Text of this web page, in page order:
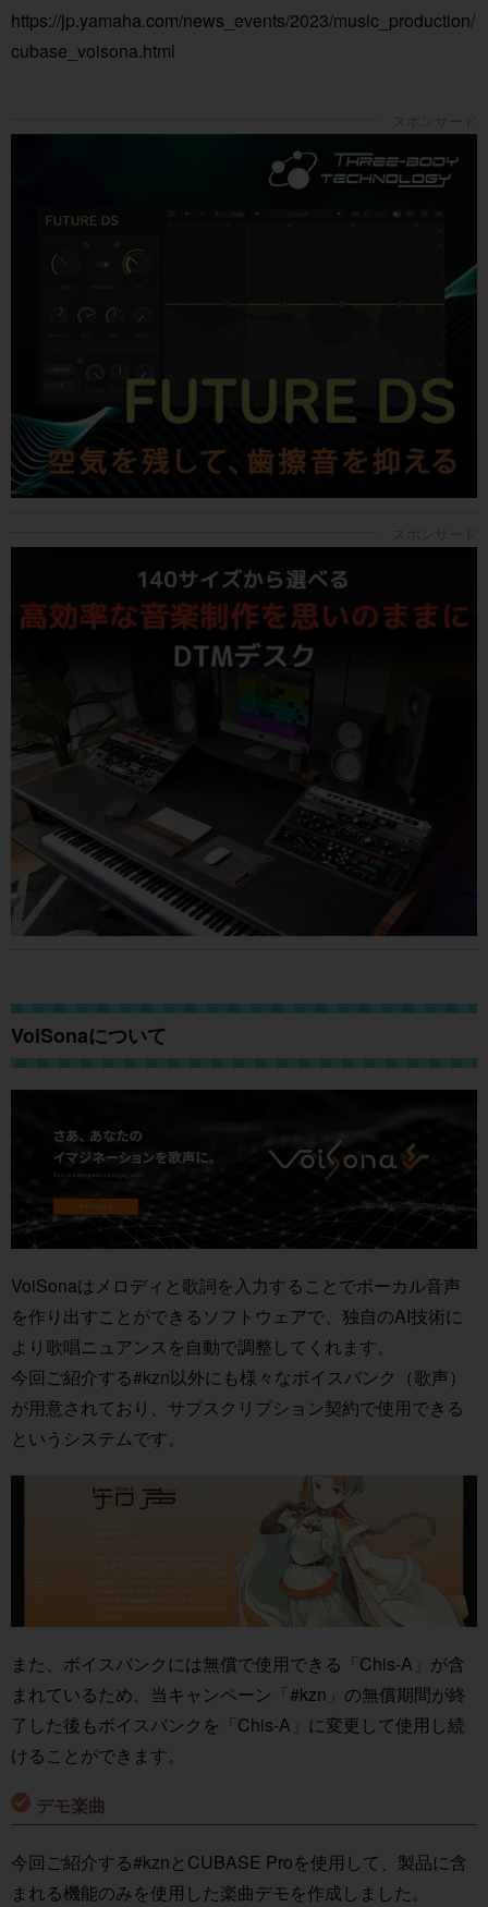
https://jp.yamaha.com/news_events/2023/music_production/
cubase_voisona.html
VoiSonaについて
VoiSonaはメロディと歌詞を入力することでボーカル音声
を作り出すことができるソフトウェアで、独自のAI技術に
より歌唱ニュアンスを自動で調整してくれます。
今回ご紹介する#kzn以外にも様々なボイスバンク（歌声）
が用意されており、サブスクリプション契約で使用できる
というシステムです。
また、ボイスバンクには無償で使用できる「Chis-A」が含
まれているため、当キャンペーン「#kzn」の無償期間が終
了した後もボイスバンクを「Chis-A」に変更して使用し続
けることができます。
デモ楽曲
今回ご紹介する#kznとCUBASE Proを使用して、製品に含
まれる機能のみを使用した楽曲デモを作成しました。